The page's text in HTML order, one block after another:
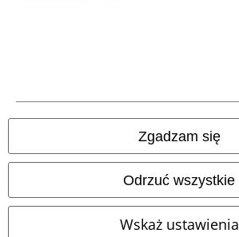
Zgadzam się
Odrzuć wszystkie
Wskaż ustawienia
© 1986-2026 E.M.P. Merchandising HGmbH
Sklepy internetowe EMP